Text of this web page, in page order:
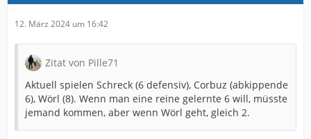
12. März 2024 um 16:42
Zitat von Pille71
Aktuell spielen Schreck (6 defensiv), Corbuz (abkippende
6), Wörl (8). Wenn man eine reine gelernte 6 will, müsste
jemand kommen, aber wenn Wörl geht, gleich 2.